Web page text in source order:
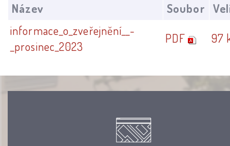
Název Soubor
informace_o_zveřejnění__-
_prosinec_2023
PDF 97